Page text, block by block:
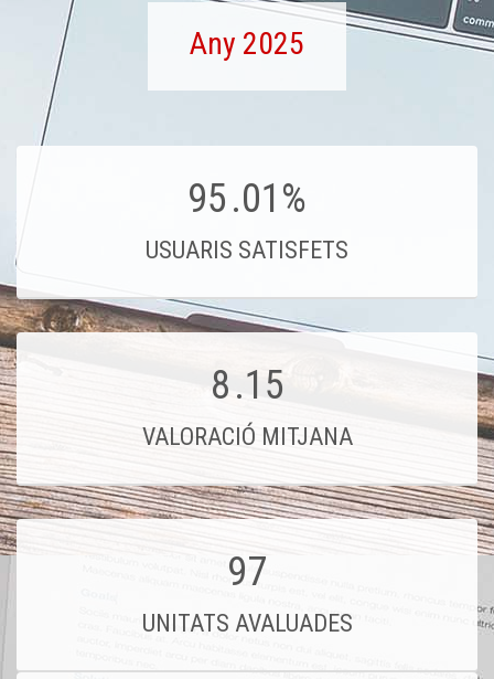
Any 2025
95.01%
USUARIS SATISFETS
8.15
VALORACIÓ MITJANA
97
UNITATS AVALUADES